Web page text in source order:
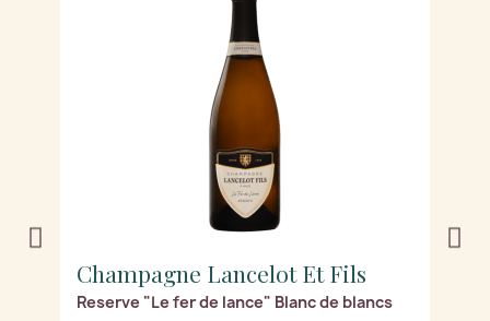
Champagne Lancelot Et Fils
Reserve "Le fer de lance" Blanc de blancs